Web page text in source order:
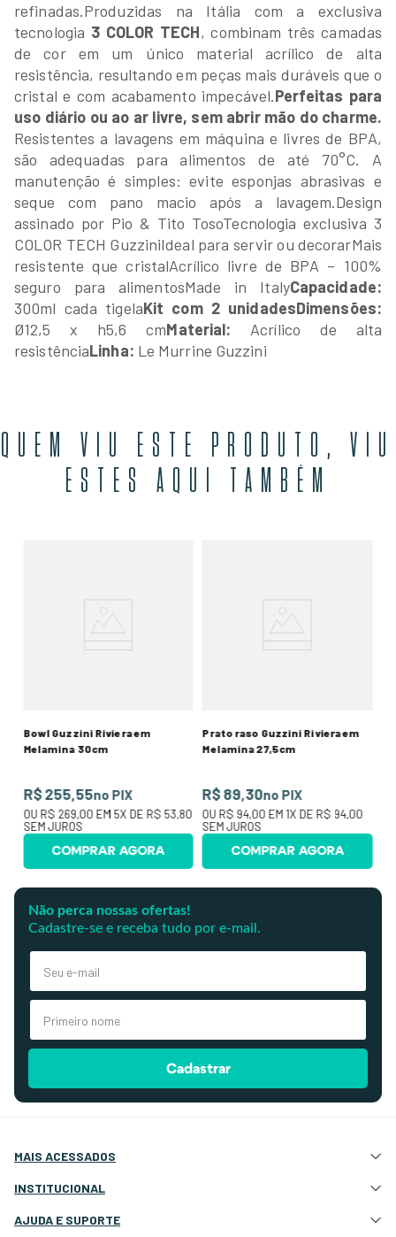
refinadas.Produzidas na Itália com a exclusiva
tecnologia 3 COLOR TECH, combinam três camadas
de cor em um único material acrílico de alta
resistência, resultando em peças mais duráveis que o
cristal e com acabamento impecável.Perfeitas para
uso diário ou ao ar livre, sem abrir mão do charme.
Resistentes a lavagens em máquina e livres de BPA,
são adequadas para alimentos de até 70°C. A
manutenção é simples: evite esponjas abrasivas e
seque com pano macio após a lavagem.Design
assinado por Pio & Tito TosoTecnologia exclusiva 3
COLOR TECH GuzziniIdeal para servir ou decorarMais
resistente que cristalAcrílico livre de BPA – 100%
seguro para alimentosMade in ItalyCapacidade:
300ml cada tigelaKit com 2 unidadesDimensões:
Ø12,5 x h5,6 cmMaterial: Acrílico de alta
resistênciaLinha: Le Murrine Guzzini
QUEM VIU ESTE PRODUTO, VIU
ESTES AQUI TAMBÉM
Bowl Guzzini Riviera em
Melamina 30cm
R$ 255,55no PIX
OU R$ 269,00 EM 5X DE R$ 53,80
SEM JUROS
COMPRAR AGORA
Prato raso Guzzini Riviera em
Melamina 27,5cm
R$ 89,30no PIX
OU R$ 94,00 EM1X DE R$ 94,00
SEM JUROS
COMPRAR AGORA
Não perca nossas ofertas!
Cadastre-se e receba tudo por e-mail.
Cadastrar
MAIS ACESSADOS
Atração e Ancoragem
Eletrônicos e Navegação
INSTITUCIONAL
Quem Somos
AJUDA E SUPORTE